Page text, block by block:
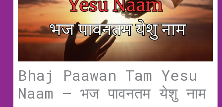
Bhaj Paawan Tam Yesu
Naam – भज पावनतम येशु नाम